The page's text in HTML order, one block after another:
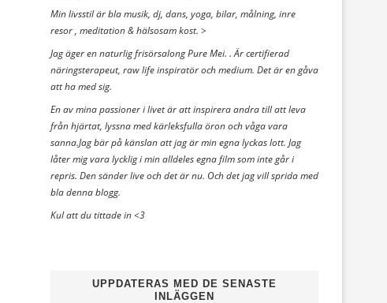
Min livsstil är bla musik, dj, dans, yoga, bilar, målning, inre
resor , meditation & hälsosam kost. >
Jag äger en naturlig frisörsalong Pure Mei. . Är certifierad
näringsterapeut, raw life inspiratör och medium. Det är en gåva
att ha med sig.
En av mina passioner i livet är att inspirera andra till att leva
från hjärtat, lyssna med kärleksfulla öron och våga vara
sanna.Jag bär på känslan att jag är min egna lyckas lott. Jag
låter mig vara lycklig i min alldeles egna film som inte går i
repris. Den sänder live och det är nu. Och det jag vill sprida med
bla denna blogg.
Kul att du tittade in <3
UPPDATERAS MED DE SENASTE
INLÄGGEN